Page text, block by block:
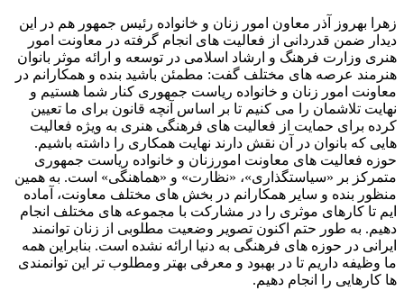
زهرا بهروز آذر معاون امور زنان و خانواده رئیس جمهور هم در این
دیدار ضمن قدردانی از فعالیت های انجام گرفته در معاونت امور
هنری وزارت فرهنگ و ارشاد اسلامی در توسعه و ارائه موثر بانوان
هنرمند عرصه های مختلف گفت: مطمئن باشید بنده و همکارانم در
معاونت امور زنان و خانواده ریاست جمهوری کنار شما هستیم و
نهایت تلاشمان را می کنیم تا بر اساس آنچه قانون برای ما تعیین
کرده برای حمایت از فعالیت های فرهنگی هنری به ویژه فعالیت
هایی که بانوان در آن نقش دارند نهایت همکاری را داشته باشیم.
حوزه فعالیت های معاونت امورزنان و خانواده ریاست جمهوری
متمرکز بر «سیاستگذاری»، «نظارت» و «هماهنگی» است. به همین
منظور بنده و سایر همکارانم در بخش های مختلف معاونت، آماده
ایم تا کارهای موثری را در مشارکت با مجموعه های مختلف انجام
دهیم. به طور حتم اکنون تصویر وضعیت مطلوبی از زنان توانمند
ایرانی در حوزه های فرهنگی به دنیا ارائه نشده است. بنابراین همه
ما وظیفه داریم تا در بهبود و معرفی بهتر ومطلوب تر این توانمندی
ها کارهایی را انجام دهیم.